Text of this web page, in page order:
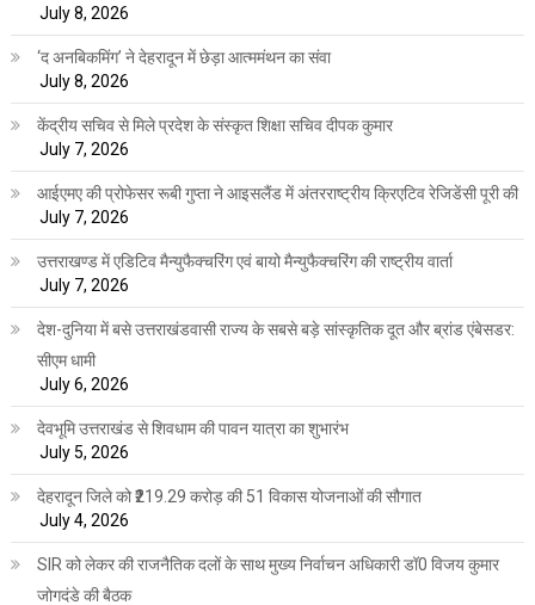
July 8, 2026
‘द अनबिकमिंग’ ने देहरादून में छेड़ा आत्ममंथन का संवा
July 8, 2026
केंद्रीय सचिव से मिले प्रदेश के संस्कृत शिक्षा सचिव दीपक कुमार
July 7, 2026
आईएमए की प्रोफेसर रूबी गुप्ता ने आइसलैंड में अंतरराष्ट्रीय क्रिएटिव रेजिडेंसी पूरी की
July 7, 2026
उत्तराखण्ड में एडिटिव मैन्युफैक्चरिंग एवं बायो मैन्युफैक्चरिंग की राष्ट्रीय वार्ता
July 7, 2026
देश-दुनिया में बसे उत्तराखंडवासी राज्य के सबसे बड़े सांस्कृतिक दूत और ब्रांड एंबेसडर:
सीएम धामी
July 6, 2026
देवभूमि उत्तराखंड से शिवधाम की पावन यात्रा का शुभारंभ
July 5, 2026
देहरादून जिले को ₹219.29 करोड़ की 51 विकास योजनाओं की सौगात
July 4, 2026
SIR को लेकर की राजनैतिक दलों के साथ मुख्य निर्वाचन अधिकारी डॉ0 विजय कुमार
जोगदंडे की बैठक